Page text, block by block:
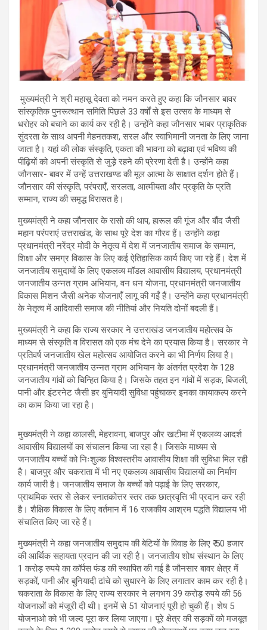
मुख्यमंत्री ने श्री महासू देवता को नमन करते हुए कहा कि जौनसार बावर
सांस्कृतिक पुनरूत्थान समिति पिछले 33 वर्षों से इस उत्सव के माध्यम से
धरोहर को बचाने का कार्य कर रही है। उन्होंने कहा जौनसार भाबर प्राकृतिक
सुंदरता के साथ अपनी मेहनतकश, सरल और स्वाभिमानी जनता के लिए जाना
जाता है। यहां की लोक संस्कृति, एकता की भावना को बढ़ावा एवं भविष्य की
पीढ़ियों को अपनी संस्कृति से जुड़े रहने की प्रेरणा देती है। उन्होंने कहा
जौनसार- बावर में उन्हें उत्तराखण्ड की मूल आत्मा के साक्षात दर्शन होते हैं।
जौनसार की संस्कृति, परंपराएँ, सरलता, आत्मीयता और प्रकृति के प्रति
सम्मान, राज्य की समृद्ध विरासत है।
मुख्यमंत्री ने कहा जौनसार के रासो की थाप, हारूल की गूंज और बौंद जैसी
महान परंपराएं उत्तराखंड, के साथ पूरे देश का गौरव हैं। उन्होंने कहा
प्रधानमंत्री नरेंद्र मोदी के नेतृत्व में देश में जनजातीय समाज के सम्मान,
शिक्षा और समग्र विकास के लिए कई ऐतिहासिक कार्य किए जा रहे हैं। देश में
जनजातीय समुदायों के लिए एकलव्य मॉडल आवासीय विद्यालय, प्रधानमंत्री
जनजातीय उन्नत ग्राम अभियान, वन धन योजना, प्रधानमंत्री जनजातीय
विकास मिशन जैसी अनेक योजनाएँ लागू की गईं हैं। उन्होंने कहा प्रधानमंत्री
के नेतृत्व में आदिवासी समाज की नीतियां और नियति दोनों बदली हैं।
मुख्यमंत्री ने कहा कि राज्य सरकार ने उत्तराखंड जनजातीय महोत्सव के
माध्यम से संस्कृति व विरासत को एक मंच देने का प्रयास किया है। सरकार ने
प्रतिवर्ष जनजातीय खेल महोत्सव आयोजित करने का भी निर्णय लिया है।
प्रधानमंत्री जनजातीय उन्नत ग्राम अभियान के अंतर्गत प्रदेश के 128
जनजातीय गांवों को चिन्हित किया है। जिसके तहत इन गांवों में सड़क, बिजली,
पानी और इंटरनेट जैसी हर बुनियादी सुविधा पहुंचाकर इनका कायाकल्प करने
का काम किया जा रहा है।
मुख्यमंत्री ने कहा कालसी, मेहरावना, बाजपुर और खटीमा में एकलव्य आदर्श
आवासीय विद्यालयों का संचालन किया जा रहा है। जिसके माध्यम से
जनजातीय बच्चों को निःशुल्क विश्वस्तरीय आवासीय शिक्षा की सुविधा मिल रही
है। बाजपुर और चकराता में भी नए एकलव्य आवासीय विद्यालयों का निर्माण
कार्य जारी है। जनजातीय समाज के बच्चों को पढ़ाई के लिए सरकार,
प्राथमिक स्तर से लेकर स्नातकोत्तर स्तर तक छात्रवृत्ति भी प्रदान कर रही
है। शैक्षिक विकास के लिए वर्तमान में 16 राजकीय आश्रम पद्धति विद्यालय भी
संचालित किए जा रहे हैं।
मुख्यमंत्री ने कहा जनजातीय समुदाय की बेटियों के विवाह के लिए ₹ 50 हजार
की आर्थिक सहायता प्रदान की जा रही है। जनजातीय शोध संस्थान के लिए
1 करोड़ रुपये का कॉर्पस फंड की स्थापित की गई है जौनसार बावर क्षेत्र में
सड़कों, पानी और बुनियादी ढांचे को सुधारने के लिए लगातार काम कर रही है।
चकराता के विकास के लिए राज्य सरकार ने लगभग 39 करोड़ रुपये की 56
योजनाओं को मंजूरी दी थी। इनमें से 51 योजनाएं पूरी हो चुकी हैं। शेष 5
योजनाओ को भी जल्द पूरा कर लिया जाएगा। पूरे क्षेत्र की सड़कों को मजबूत